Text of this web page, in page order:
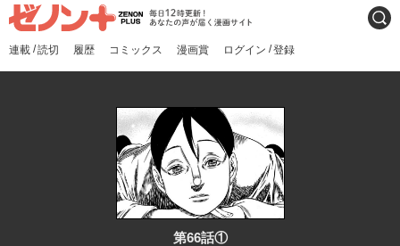
ゼノンプラス
毎日12時更新！あなたの声
が届く漫画サイト
連載 /読切 履歴 コミックス 漫画賞 ログイン /登録
検索
第66話①